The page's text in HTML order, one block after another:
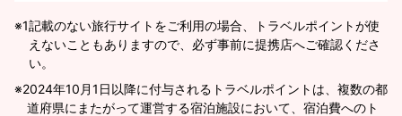
※1記載のない旅行サイトをご利用の場合、トラベルポイントが使
えないこともありますので、必ず事前に提携店へご確認くださ
い。
2024年10月1日以降に付与されるトラベルポイントは、複数の都
道府県にまたがって運営する宿泊施設において、宿泊費へのト